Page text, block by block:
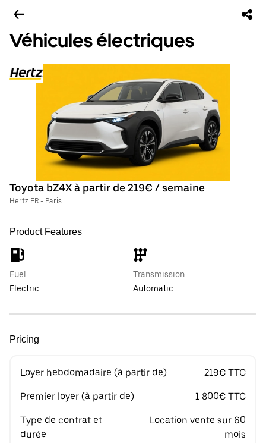
Véhicules électriques
Toyota bZ4X à partir de 219€ / semaine
Hertz FR - Paris
Product Features
Fuel
Electric
Transmission
Automatic
Pricing
Loyer hebdomadaire (à partir de) 219€ TTC
Premier loyer (à partir de) 1 800€ TTC
Type de contrat et
durée
Location vente sur 60
mois